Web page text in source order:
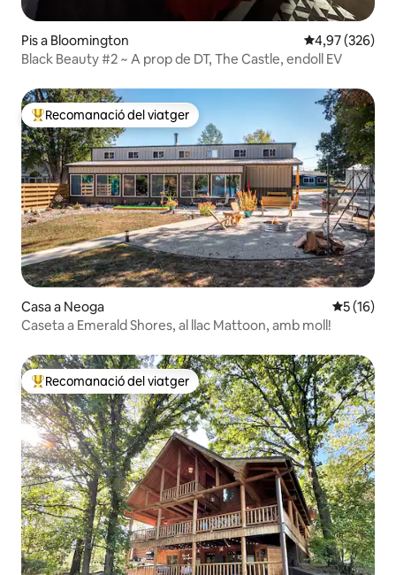
Pis a Bloomington 4,97 de
4,97 (326)
Black Beauty #2 ~ A prop de DT, The Castle, endoll EV
Principals recomanacions dels viatgers
Recomanació del viatger
Casa a Neoga 5 de
5 (16)
Caseta a Emerald Shores, al llac Mattoon, amb moll!
Principals recomanacions dels viatgers
Recomanació del viatger